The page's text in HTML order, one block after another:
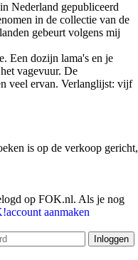
Nederland gepubliceerd
in de collectie van de
gebeurt volgens mij
Een dozijn lama's en je
vagevuur. De
veel ervan. Verlanglijst: vijf
is op de verkoop gericht,
op FOK.nl. Als je nog
aanmaken